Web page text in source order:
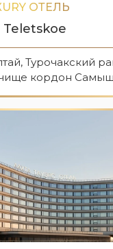
ОТЕЛЬ
Турочакский
кордон Самыш